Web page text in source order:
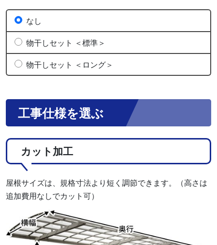
なし
物干しセット ＜標準＞
物干しセット ＜ロング＞
工事仕様を選ぶ
カット加工
屋根サイズは、規格寸法より短く調節できます。（高さは
追加費用なしでカット可）